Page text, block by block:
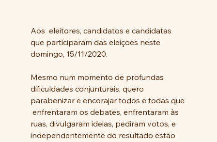
Aos  eleitores, candidatos e candidatas
que participaram das eleições neste
domingo, 15/11/2020.
Mesmo num momento de profundas
dificuldades conjunturais, quero
parabenizar e encorajar todos e todas que
enfrentaram os debates, enfrentaram às
ruas, divulgaram ideias, pediram votos, e
independentemente do resultado estão